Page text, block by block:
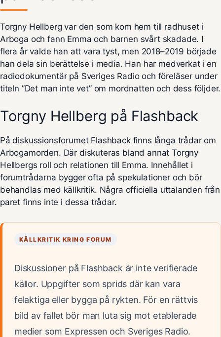
Torgny Hellberg var den som kom hem till radhuset i
Arboga och fann Emma och barnen svårt skadade. I
flera år valde han att vara tyst, men 2018–2019 började
han dela sin berättelse i media. Han har medverkat i en
radiodokumentär på Sveriges Radio och föreläser under
titeln ”Det man inte vet” om mordnatten och dess följder.
Torgny Hellberg på Flashback
På diskussionsforumet Flashbackfinns långa trådar om
Arbogamorden. Där diskuteras bland annat Torgny
Hellbergs roll och relationen till Emma. Innehållet i
forumtrådarna bygger ofta på spekulationer och bör
behandlas med källkritik. Några officiella uttalanden från
paret finns inte i dessa trådar.
KÄLLKRITIK KRING FORUM
Diskussioner på Flashback är inte verifierade
källor. Uppgifter som sprids där kan vara
felaktiga eller bygga på rykten. För en rättvis
bild av fallet bör man luta sig mot etablerade
medier som Expressen och Sveriges Radio.